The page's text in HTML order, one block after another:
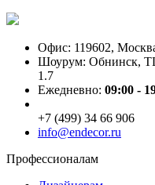
Офис: 119602,
Шоурум: Обнинск,
1.7
Ежедневно: 09:00 -
+7 (499) 34 66 906
info@endecor.ru
Профессионалам